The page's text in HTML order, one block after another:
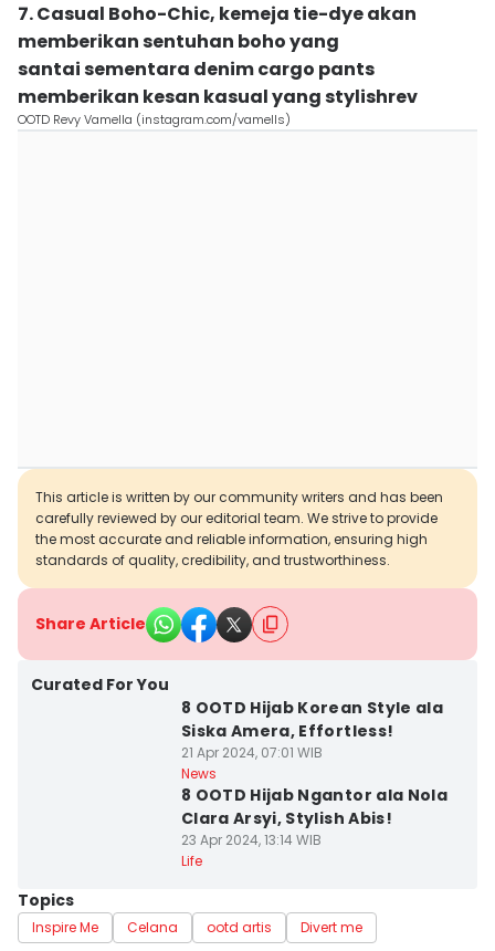
7. Casual Boho-Chic, kemeja tie-dye akan
memberikan sentuhan boho yang
santai sementara denim cargo pants
memberikan kesan kasual yang stylishrev
OOTD Revy Vamella (instagram.com/vamells)
This article is written by our community writers and has been
carefully reviewed by our editorial team. We strive to provide
the most accurate and reliable information, ensuring high
standards of quality, credibility, and trustworthiness.
Share Article
Curated For You
8 OOTD Hijab Korean Style ala
Siska Amera, Effortless!
21 Apr 2024, 07:01 WIB
News
8 OOTD Hijab Ngantor ala Nola
Clara Arsyi, Stylish Abis!
23 Apr 2024, 13:14 WIB
Life
Topics
Inspire Me Celana ootd artis Divert me